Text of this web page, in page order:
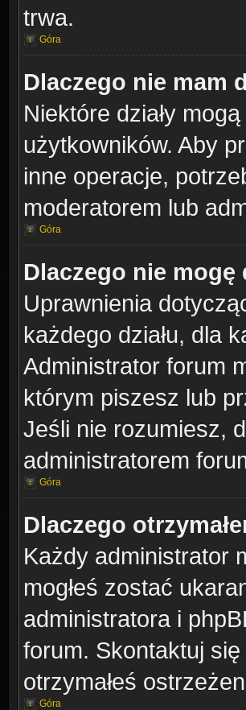
trwa.
Góra
Dlaczego nie mam
Niektóre działy
użytkowników. Aby
inne operacje,
moderatorem lub
Góra
Dlaczego nie mogę
Uprawnienia
każdego działu, dla
Administrator forum
którym piszesz lub
Jeśli nie rozumiesz,
administratorem
Góra
Dlaczego
Każdy administrator
mogłeś zostać
administratora i
forum. Skontaktuj
otrzymałeś
Góra